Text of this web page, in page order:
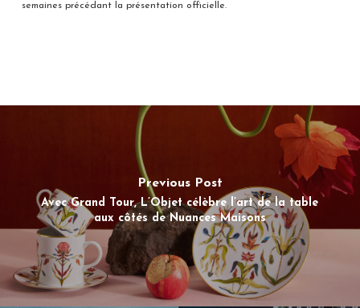
semaines précédant la présentation officielle.
Previous Post
Avec Grand Tour, L’Objet célèbre l’art de la table
aux côtés de Nuances Maisons